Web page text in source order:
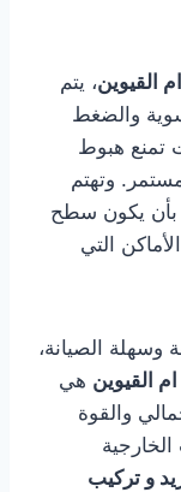
القيوين، يتم
والضغط
تمنع هبوط
وتهتم
بأن يكون سطح
التي
وسهلة الصيانة،
القيوين هي
والقوة
و تركيب